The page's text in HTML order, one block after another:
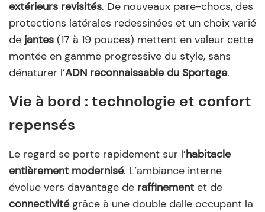
extérieurs revisités. De nouveaux pare-chocs, des
protections latérales redessinées et un choix varié
de jantes (17 à 19 pouces) mettent en valeur cette
montée en gamme progressive du style, sans
dénaturer l’ADN reconnaissable du Sportage.
Vie à bord : technologie et confort
repensés
Le regard se porte rapidement sur l’habitacle
entièrement modernisé. L’ambiance interne
évolue vers davantage de raffinement et de
connectivitégrâce à une double dalle occupant la